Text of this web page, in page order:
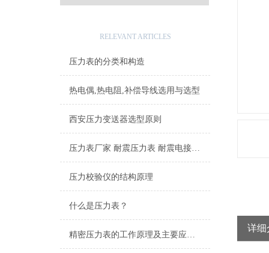
RELEVANT ARTICLES
压力表的分类和构造
热电偶,热电阻,补偿导线选用与选型
西安压力变送器选型原则
压力表厂家 耐震压力表 耐震电接点压力表 隔膜压力表
压力校验仪的结构原理
什么是压力表？
精密压力表的工作原理及主要应用途径
详细